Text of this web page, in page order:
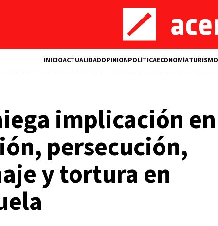
INICIOACTUALIDADOPINIÓNPOLÍTICAECONOMÍATURISMO
implicación en
persecución,
y tortura en